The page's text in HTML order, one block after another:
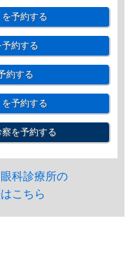
予約する
約する
約する
予約する
を予約する
科診療所の
こちら